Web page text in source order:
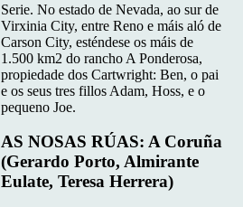
Serie. No estado de Nevada, ao sur de
Virxinia City, entre Reno e máis aló de
Carson City, esténdese os máis de
1.500 km2 do rancho A Ponderosa,
propiedade dos Cartwright: Ben, o pai
e os seus tres fillos Adam, Hoss, e o
pequeno Joe.
AS NOSAS RÚAS: A Coruña
(Gerardo Porto, Almirante
Eulate, Teresa Herrera)